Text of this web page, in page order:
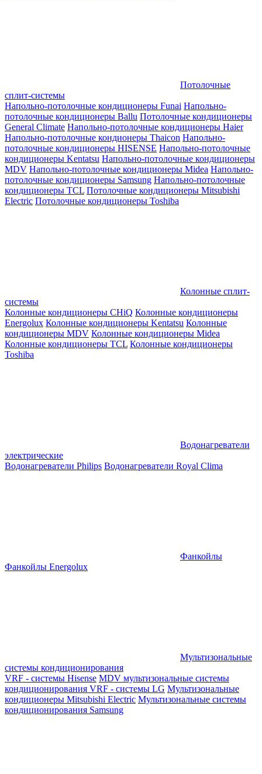
Потолочные
сплит-системы
Напольно-потолочные кондиционеры Funai Напольно-
потолочные кондиционеры Ballu Потолочные кондиционеры
General Climate Напольно-потолочные кондиционеры Haier
Напольно-потолочные кондионеры Thaicon Напольно-
потолочные кондиционеры HISENSE Напольно-потолочные
кондиционеры Kentatsu Напольно-потолочные кондиционеры
MDV Напольно-потолочные кондиционеры Midea Напольно-
потолочные кондиционеры Samsung Напольно-потолочные
кондиционеры TCL Потолочные кондиционеры Mitsubishi
Electric Потолочные кондиционеры Toshiba
Колонные сплит-
системы
Колонные кондиционеры CHiQ Колонные кондиционеры
Energolux Колонные кондиционеры Kentatsu Колонные
кондиционеры MDV Колонные кондиционеры Midea
Колонные кондиционеры TCL Колонные кондиционеры
Toshiba
Водонагреватели
электрические
Водонагреватели Philips Водонагреватели Royal Clima
Фанкойлы
Фанкойлы Energolux
Мультизональные
системы кондиционирования
VRF - системы Hisense MDV мультизональные системы
кондиционирования VRF - системы LG Мультизональные
кондиционеры Mitsubishi Electric Мультизональные системы
кондиционирования Samsung